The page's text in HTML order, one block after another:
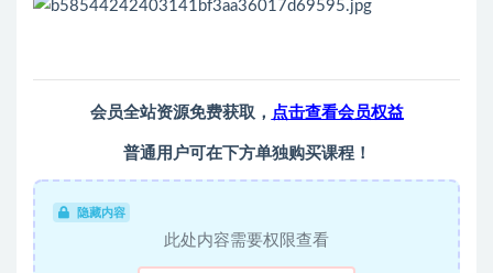
会员全站资源免费获取， 点击查看会员权益
普通用户可在下方单独购买课程！
隐藏内容
此处内容需要权限查看